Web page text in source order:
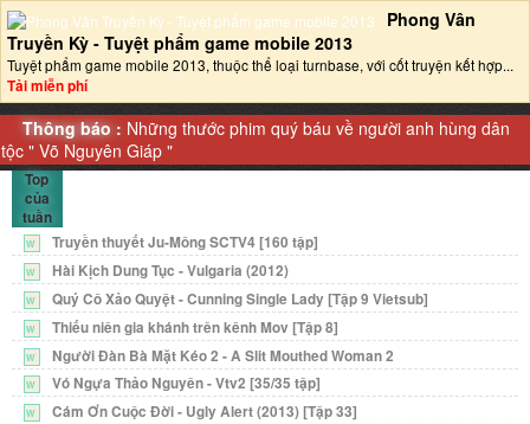
Phong Vân
Truyền Kỳ - Tuyệt phẩm game mobile 2013‎
Tuyệt phẩm game mobile 2013, thuộc thể loại turnbase, với cốt truyện kết hợp...
Tải miễn phí
Thông báo : Những thước phim quý báu về người anh hùng dân
tộc "Võ Nguyên Giáp "
Top
của
tuần
W Truyền thuyết Ju-Mông SCTV4 [160 tập]
W Hài Kịch Dung Tục - Vulgaria (2012)
W Quý Cô Xảo Quyệt - Cunning Single Lady [Tập 9 Vietsub]
W Thiếu niên gia khánh trên kênh Mov [Tập 8]
W Người Đàn Bà Mặt Kéo 2 - A Slit Mouthed Woman 2
W Vó Ngựa Thảo Nguyên - Vtv2 [35/35 tập]
W Cám Ơn Cuộc Đời - Ugly Alert (2013) [Tập 33]